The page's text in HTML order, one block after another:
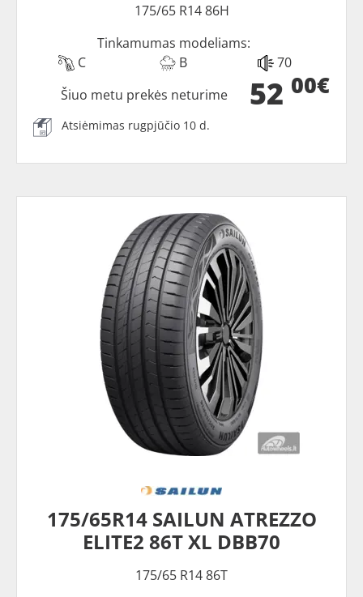
175/65 R14 86H
Tinkamumas modeliams:
C
B 70
52 00€
Šiuo metu prekės neturime
Atsiėmimas rugpjūčio 10 d.
175/65R14 SAILUN ATREZZO
ELITE2 86T XL DBB70
175/65 R14 86T